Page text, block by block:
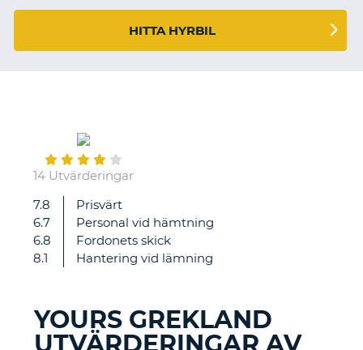
HITTA HYRBIL
14 Utvärderingar
7.8
6.7
6.8
8.1
Prisvärt
Personal vid hämtning
Fordonets skick
Hantering vid lämning
Mycket
dåligt
bemötande
å
pris
YOURS GREKLAND
UTVÄRDERINGAR AV